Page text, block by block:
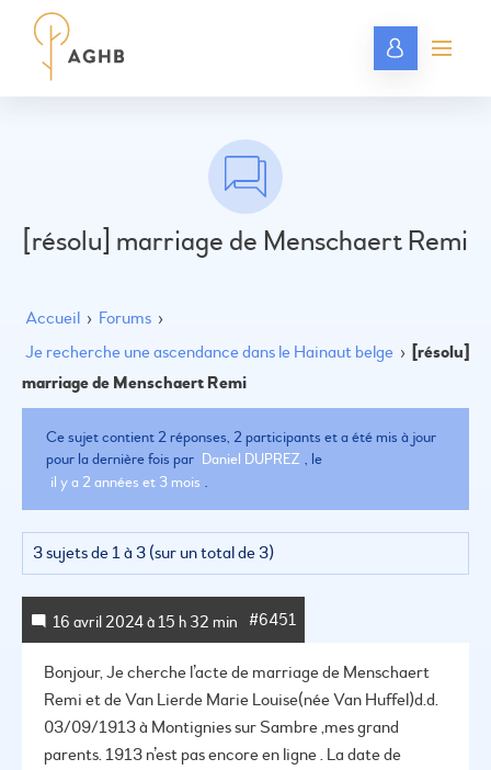
[résolu] marriage de Menschaert Remi
Accueil › Forums ›
Je recherche une ascendance dans le Hainaut belge › [résolu]
marriage de Menschaert Remi
Ce sujet contient 2 réponses, 2 participants et a été mis à jour
pour la dernière fois par Daniel DUPREZ , le
il y a 2 années et 3 mois .
3 sujets de 1 à 3 (sur un total de 3)
16 avril 2024 à 15 h 32 min #6451
Bonjour,Je cherche l’acte de marriage de Menschaert
Remi et de Van Lierde Marie Louise(née Van Huffel)d.d.
03/09/1913 à Montignies sur Sambre ,mes grand
parents. 1913 n’est pas encore en ligne . La date de